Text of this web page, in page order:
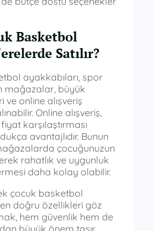
Basketbol
Satılır?
ayakkabıları, spor
mağazalar, büyük
ve online alışveriş
Online alışveriş,
karşılaştırması
avantajlıdır. Bunun
çocuğunuzun
rahatlık ve uygunluk
daha kolay olabilir.
çocuk basketbol
doğru özellikleri göz
hem güvenlik hem de
büyük önem taşır.